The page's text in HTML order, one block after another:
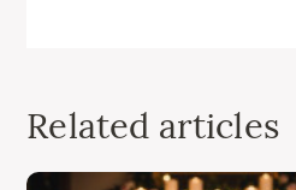
Related articles